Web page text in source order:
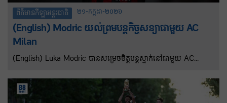
ព័ត៌មានកីឡាអន្តរជាតិ ២១-កក្កដា-២០២៦
(English) Modric យល់ព្រមបន្តកិច្ចសន្យាជាមួយ AC
Milan
(English) Luka Modric បានសម្រេចចិត្តបន្តស្នាក់នៅជាមួយ AC
ឆ្នាំ២០២៧។ កីឡាករវ័យ ៤០ ឆ្នាំរូបនេះត្រូវបានគេរាយការណ៍ថាកំពុងបញ្ចប់
ឯកសារ និងចុះហត្ថលេខាផ្លូវការលើកិច្ចព្រមព្រៀងនេះនៅថ្ងៃពុធ។